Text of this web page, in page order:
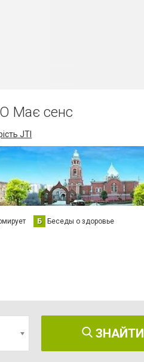
Має сенс
JTI
Б Беседы о здоровье
ЗНАЙТИ